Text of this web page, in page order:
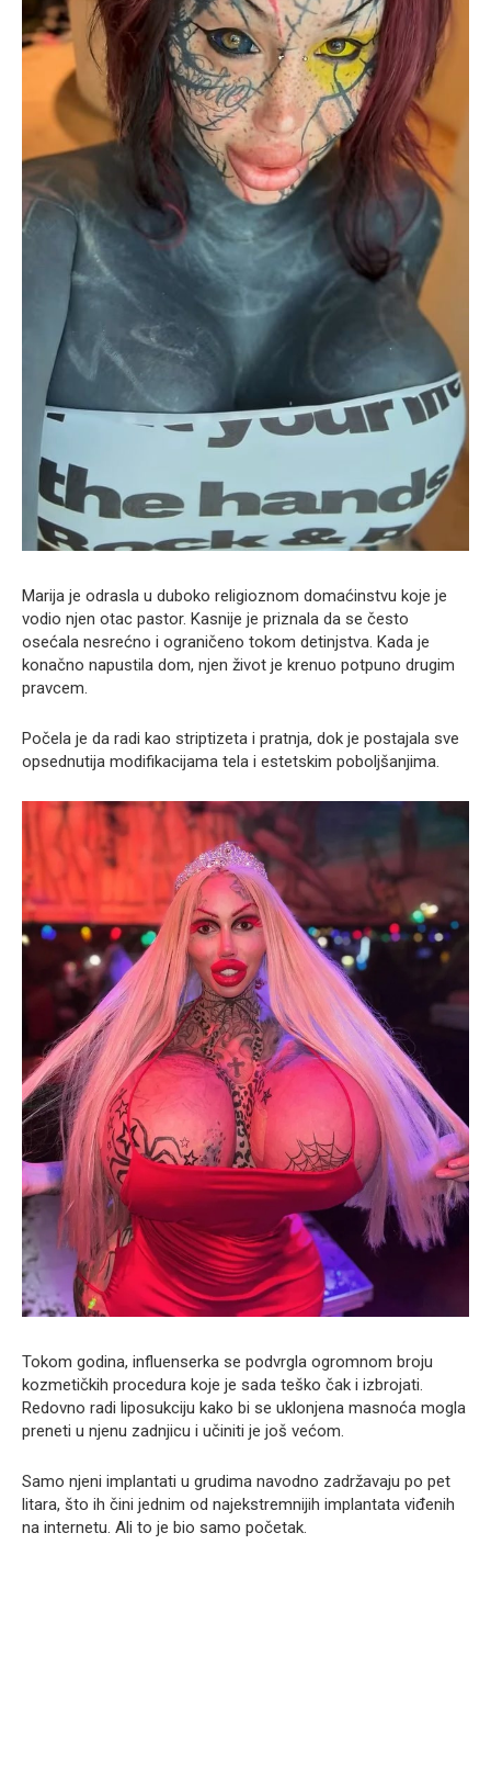
Marija je odrasla u duboko religioznom domaćinstvu koje je
vodio njen otac pastor. Kasnije je priznala da se često
osećala nesrećno i ograničeno tokom detinjstva. Kada je
konačno napustila dom, njen život je krenuo potpuno drugim
pravcem.
Počela je da radi kao striptizeta i pratnja, dok je postajala sve
opsednutija modifikacijama tela i estetskim poboljšanjima.
Tokom godina, influenserka se podvrgla ogromnom broju
kozmetičkih procedura koje je sada teško čak i izbrojati.
Redovno radi liposukciju kako bi se uklonjena masnoća mogla
preneti u njenu zadnjicu i učiniti je još većom.
Samo njeni implantati u grudima navodno zadržavaju po pet
litara, što ih čini jednim od najekstremnijih implantata viđenih
na internetu. Ali to je bio samo početak.